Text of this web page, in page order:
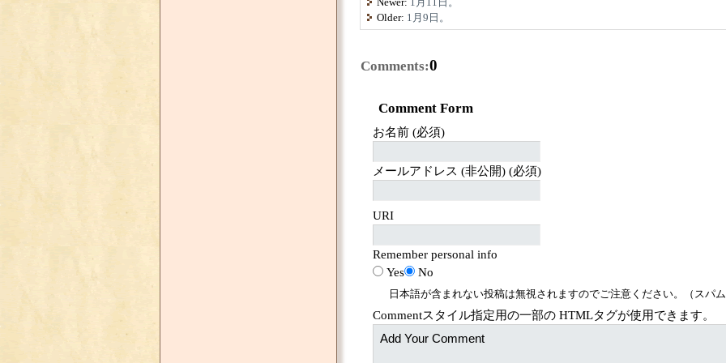
Older: 1月9日。
Comments:0
Comment Form
お名前 (必須)
メールアドレス (非公開) (必須)
URI
Remember personal info
Yes
No
日本語が含まれない投稿は無視されますのでご注意ください。（スパ
Commentスタイル指定用の一部の HTMLタグが使用できます。